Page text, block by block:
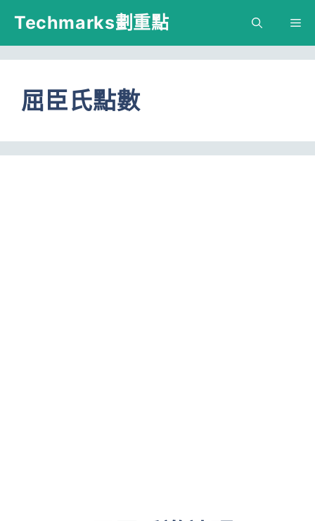
跳
主
容
Techmarks劃重點
屈臣氏點數